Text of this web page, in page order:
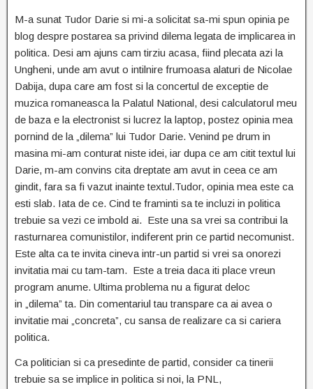
M-a sunat Tudor Darie si mi-a solicitat sa-mi spun opinia pe
blog despre postarea sa privind dilema legata de implicarea in
politica. Desi am ajuns cam tirziu acasa, fiind plecata azi la
Ungheni, unde am avut o intilnire frumoasa alaturi de Nicolae
Dabija, dupa care am fost si la concertul de exceptie de
muzica romaneasca la Palatul National, desi calculatorul meu
de baza e la electronist si lucrez la laptop, postez opinia mea
pornind de la „dilema” lui Tudor Darie. Venind pe drum in
masina mi-am conturat niste idei, iar dupa ce am citit textul lui
Darie, m-am convins cita dreptate am avut in ceea ce am
gindit, fara sa fi vazut inainte textul.Tudor, opinia mea este ca
esti slab. Iata de ce. Cind te framinti sa te incluzi in politica
trebuie sa vezi ce imbold ai. Este una sa vrei sa contribui la
rasturnarea comunistilor, indiferent prin ce partid necomunist.
Este alta ca te invita cineva intr-un partid si vrei sa onorezi
invitatia mai cu tam-tam. Este a treia daca iti place vreun
program anume. Ultima problema nu a figurat deloc
in „dilema” ta. Din comentariul tau transpare ca ai avea o
invitatie mai „concreta”, cu sansa de realizare ca si cariera
politica.
Ca politician si ca presedinte de partid, consider ca tinerii
trebuie sa se implice in politica si noi, la PNL,